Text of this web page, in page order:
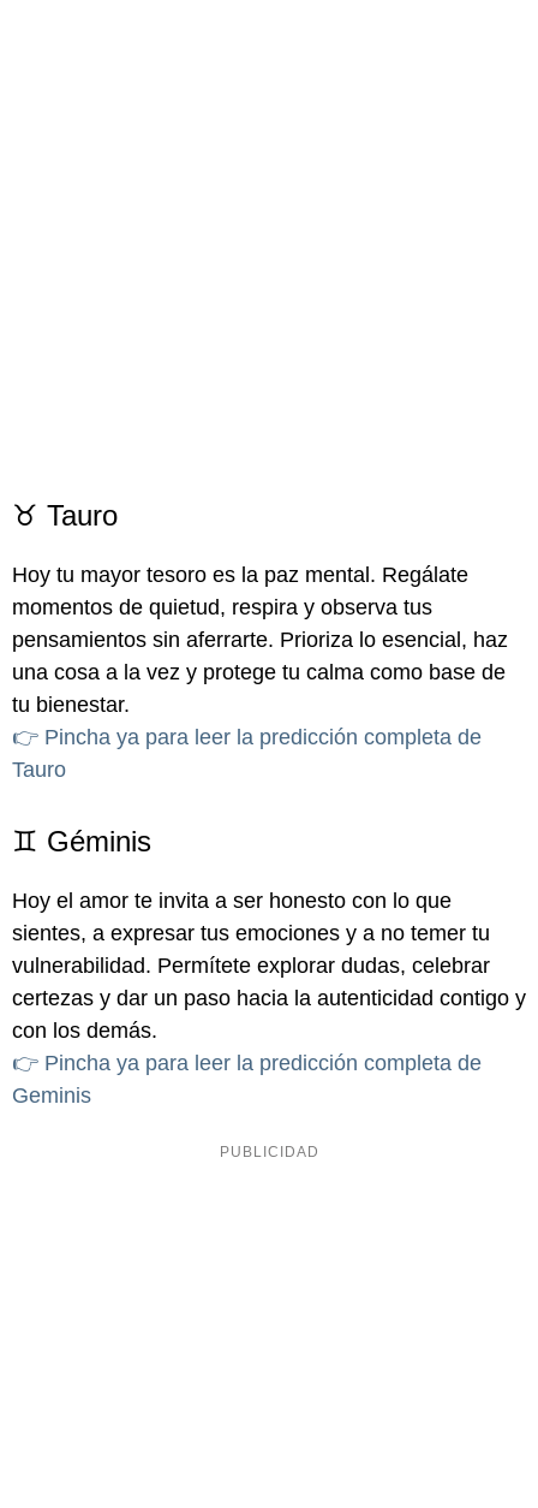
♉ Tauro
Hoy tu mayor tesoro es la paz mental. Regálate
momentos de quietud, respira y observa tus
pensamientos sin aferrarte. Prioriza lo esencial, haz
una cosa a la vez y protege tu calma como base de
tu bienestar.
👉 Pincha ya para leer la predicción completa de
Tauro
♊ Géminis
Hoy el amor te invita a ser honesto con lo que
sientes, a expresar tus emociones y a no temer tu
vulnerabilidad. Permítete explorar dudas, celebrar
certezas y dar un paso hacia la autenticidad contigo y
con los demás.
👉 Pincha ya para leer la predicción completa de
Geminis